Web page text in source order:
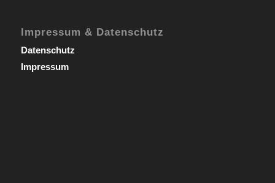
Impressum & Datenschutz
Datenschutz
Impressum